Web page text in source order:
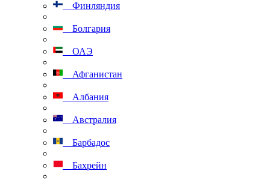
Финляндия
Болгария
ОАЭ
Афганистан
Албания
Австралия
Барбадос
Бахрейн